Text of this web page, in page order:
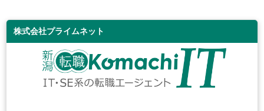
株式会社プライムネット